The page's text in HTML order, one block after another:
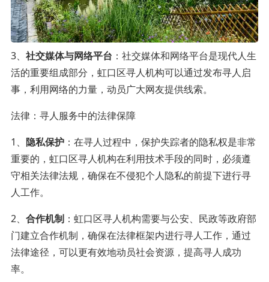
3、 社交媒体与网络平台 ：社交媒体和网络平台是现代人生
活的重要组成部分，虹口区寻人机构可以通过发布寻人启
事，利用网络的力量，动员广大网友提供线索。
法律：寻人服务中的法律保障
1、 隐私保护：在寻人过程中，保护失踪者的隐私权是非常
重要的，虹口区寻人机构在利用技术手段的同时，必须遵
守相关法律法规，确保在不侵犯个人隐私的前提下进行寻
人工作。
2、 合作机制：虹口区寻人机构需要与公安、民政等政府部
门建立合作机制，确保在法律框架内进行寻人工作，通过
法律途径，可以更有效地动员社会资源，提高寻人成功
率。